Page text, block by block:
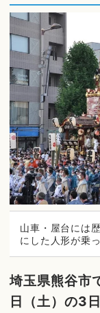
山車・屋台には
にした人形が乗
埼玉県熊谷市
日（土）の3